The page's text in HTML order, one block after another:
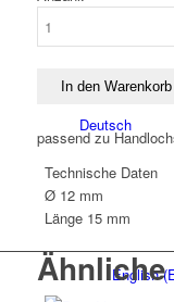
Deutsch
English(
24
Menge
In den Warenkorb
passend zu
Technische Daten
Ø 12 mm
Länge 15 mm